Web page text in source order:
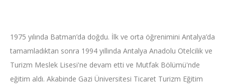
1975 yılında Batman’da doğdu. İlk ve orta öğrenimini Antalya’da
tamamladıktan sonra 1994 yıllında Antalya Anadolu Otelcilik ve
Turizm Meslek Lisesi'ne devam etti ve Mutfak Bölümü'nde
eğitim aldı. Akabinde Gazi Üniversitesi Ticaret Turizm Eğitim